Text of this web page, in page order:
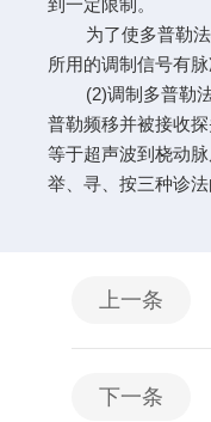
为了使多普勒法具
所用的调制信号有
(2)调制多普勒法
普勒频移并被接收
等于超声波到桡动
举、寻、按三种诊法
上一条
下一条